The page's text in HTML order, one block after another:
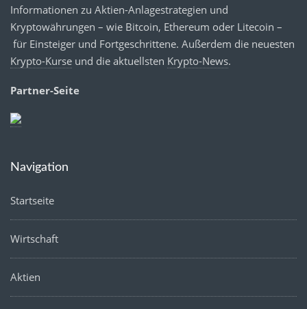
Informationen zu Aktien-Anlagestrategien und
Kryptowährungen – wie Bitcoin, Ethereum oder Litecoin –
für Einsteiger und Fortgeschrittene. Außerdem die neuesten
Krypto-Kurse und die aktuellsten Krypto-News.
Partner-Seite
Navigation
Startseite
Wirtschaft
Aktien